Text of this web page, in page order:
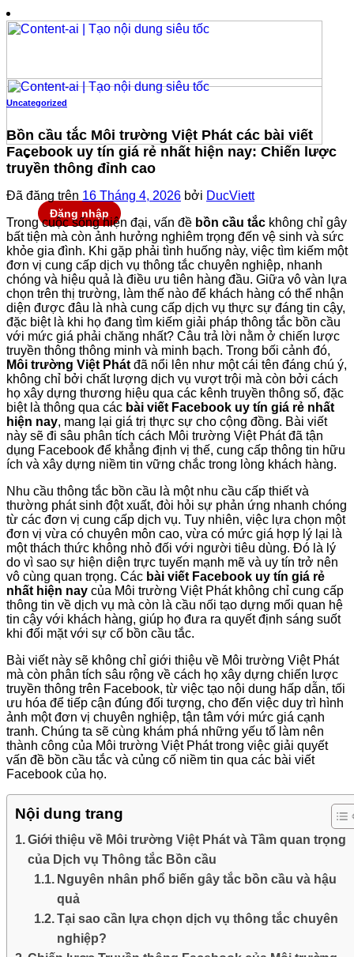
đến
Đăng nhập
Uncategorized
Bồn cầu tắc Môi trường Việt Phát các bài viết
Facebook uy tín giá rẻ nhất hiện nay: Chiến lược
truyền thông đỉnh cao
Đã đăng trên 16 Tháng 4, 2026 bởi DucViett
Trong cuộc sống hiện đại, vấn đề bồn cầu tắc không chỉ gây
bất tiện mà còn ảnh hưởng nghiêm trọng đến vệ sinh và sức
khỏe gia đình. Khi gặp phải tình huống này, việc tìm kiếm một
đơn vị cung cấp dịch vụ thông tắc chuyên nghiệp, nhanh
chóng và hiệu quả là điều ưu tiên hàng đầu. Giữa vô vàn lựa
chọn trên thị trường, làm thế nào để khách hàng có thể nhận
diện được đâu là nhà cung cấp dịch vụ thực sự đáng tin cậy,
đặc biệt là khi họ đang tìm kiếm giải pháp thông tắc bồn cầu
với mức giá phải chăng nhất? Câu trả lời nằm ở chiến lược
truyền thông thông minh và minh bạch. Trong bối cảnh đó,
Môi trường Việt Phát đã nổi lên như một cái tên đáng chú ý,
không chỉ bởi chất lượng dịch vụ vượt trội mà còn bởi cách
họ xây dựng thương hiệu qua các kênh truyền thông số, đặc
biệt là thông qua các bài viết Facebook uy tín giá rẻ nhất
hiện nay, mang lại giá trị thực sự cho cộng đồng. Bài viết
này sẽ đi sâu phân tích cách Môi trường Việt Phát đã tận
dụng Facebook để khẳng định vị thế, cung cấp thông tin hữu
ích và xây dựng niềm tin vững chắc trong lòng khách hàng.
Nhu cầu thông tắc bồn cầu là một nhu cầu cấp thiết và
thường phát sinh đột xuất, đòi hỏi sự phản ứng nhanh chóng
từ các đơn vị cung cấp dịch vụ. Tuy nhiên, việc lựa chọn một
đơn vị vừa có chuyên môn cao, vừa có mức giá hợp lý lại là
một thách thức không nhỏ đối với người tiêu dùng. Đó là lý
do vì sao sự hiện diện trực tuyến mạnh mẽ và uy tín trở nên
vô cùng quan trọng. Các bài viết Facebook uy tín giá rẻ
nhất hiện nay của Môi trường Việt Phát không chỉ cung cấp
thông tin về dịch vụ mà còn là cầu nối tạo dựng mối quan hệ
tin cậy với khách hàng, giúp họ đưa ra quyết định sáng suốt
khi đối mặt với sự cố bồn cầu tắc.
Bài viết này sẽ không chỉ giới thiệu về Môi trường Việt Phát
mà còn phân tích sâu rộng về cách họ xây dựng chiến lược
truyền thông trên Facebook, từ việc tạo nội dung hấp dẫn, tối
ưu hóa để tiếp cận đúng đối tượng, cho đến việc duy trì hình
ảnh một đơn vị chuyên nghiệp, tận tâm với mức giá cạnh
tranh. Chúng ta sẽ cùng khám phá những yếu tố làm nên
thành công của Môi trường Việt Phát trong việc giải quyết
vấn đề bồn cầu tắc và củng cố niềm tin qua các bài viết
Facebook của họ.
Nội dung trang
Giới thiệu về Môi trường Việt Phát và Tầm quan trọng
của Dịch vụ Thông tắc Bồn cầu
Nguyên nhân phổ biến gây tắc bồn cầu và hậu
quả
Tại sao cần lựa chọn dịch vụ thông tắc chuyên
nghiệp?